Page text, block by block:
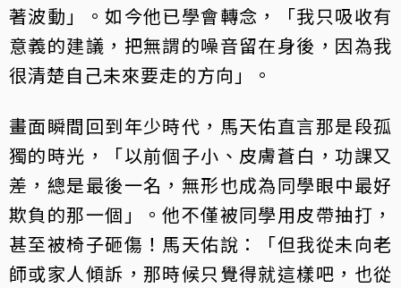
著波動」。如今他已學會轉念，「我只吸收有
意義的建議，把無謂的噪音留在身後，因為我
很清楚自己未來要走的方向」。
畫面瞬間回到年少時代，馬天佑直言那是段孤
獨的時光，「以前個子小、皮膚蒼白，功課又
差，總是最後一名，無形也成為同學眼中最好
欺負的那一個」。他不僅被同學用皮帶抽打，
甚至被椅子砸傷！馬天佑說：「但我從未向老
師或家人傾訴，那時候只覺得就這樣吧，也從